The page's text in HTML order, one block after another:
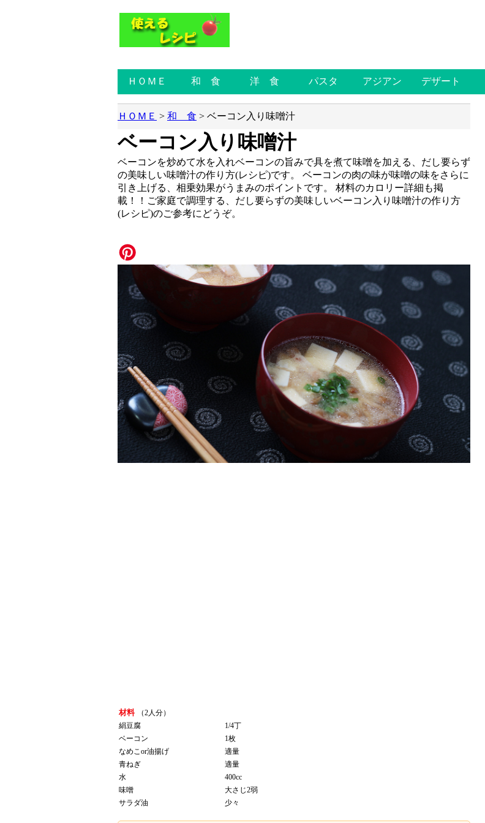
ＨＯＭＥ 和 食 洋 食 パスタ アジアン デザート
ＨＯＭＥ > 和 食 > ベーコン入り味噌汁
ベーコン入り味噌汁
ベーコンを炒めて水を入れベーコンの旨みで具を煮て味噌を加える、だし要らず
の美味しい味噌汁の作り方(レシピ)です。
ベーコンの肉の味が味噌の味をさらに
引き上げる、相乗効果がうまみのポイントです。 材料のカロリー詳細も掲
載！！ご家庭で調理する、だし要らずの美味しいベーコン入り味噌汁の作り方
(レシピ)のご参考にどうぞ。
材料
（2人分）
絹豆腐
1/4丁
ベーコン
1枚
なめこor油揚げ
適量
青ねぎ
適量
水
400cc
味噌
大さじ2弱
サラダ油
少々